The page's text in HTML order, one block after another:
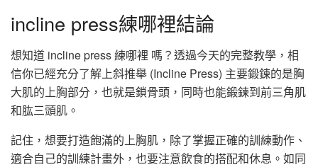
incline press練哪裡結論
想知道 incline press 練哪裡 嗎？透過今天的完整教學，相
信你已經充分了解上斜推舉 (Incline Press) 主要鍛鍊的是胸
大肌的上胸部分，也就是鎖骨頭，同時也能鍛鍊到前三角肌
和肱三頭肌。
記住，想要打造飽滿的上胸肌，除了掌握正確的訓練動作、
適合自己的訓練計畫外，也要注意飲食的搭配和休息。如同